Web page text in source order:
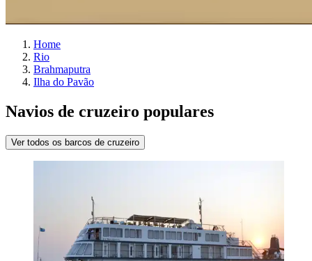
Home
Rio
Brahmaputra
Ilha do Pavão
Navios de cruzeiro populares
Ver todos os barcos de cruzeiro